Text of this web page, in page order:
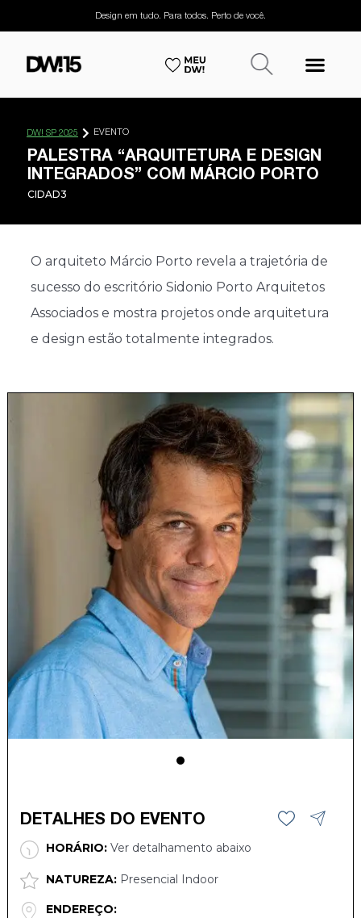
Design em tudo. Para todos. Perto de você.
DW! SP 2025 EVENTO
PALESTRA “ARQUITETURA E DESIGN
INTEGRADOS” COM MÁRCIO PORTO
CIDAD3
O arquiteto Márcio Porto revela a trajetória de
sucesso do escritório Sidonio Porto Arquitetos
Associados e mostra projetos onde arquitetura
e design estão totalmente integrados.
DETALHES DO EVENTO
HORÁRIO:Ver detalhamento abaixo
NATUREZA:Presencial Indoor
ENDEREÇO: